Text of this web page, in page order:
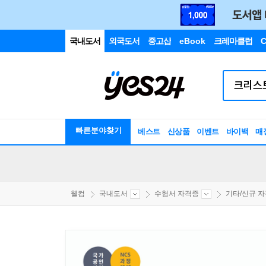
국내도서 외국도서 중고샵 eBook 크레마클럽
빠른분야찾기 베스트 신상품 이벤트 바이백 매
웰컴 국내도서 수험서 자격증 기타/신규 자